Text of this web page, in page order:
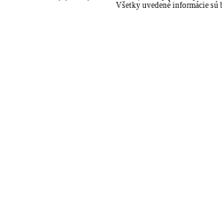
Všetky uvedené informácie sú